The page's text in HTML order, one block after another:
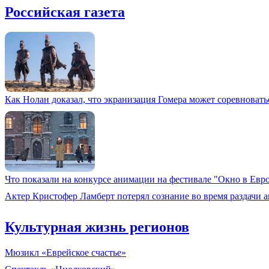
Российская газета
Как Нолан доказал, что экранизация Гомера может
Что показали на конкурсе анимации на фестивале "Окно в
Актер Кристофер Ламберт потерял сознание во время раздачи
Культурная жизнь регионов
Мюзикл «Еврейское счастье»